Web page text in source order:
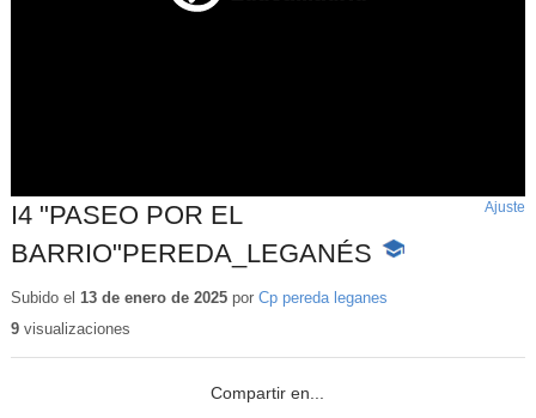
I4 "PASEO POR EL
BARRIO"PEREDA_LEGANÉS
-
educativo
Ajuste
Subido el 13 de enero de 2025por Cp pereda leganes
9visualizaciones